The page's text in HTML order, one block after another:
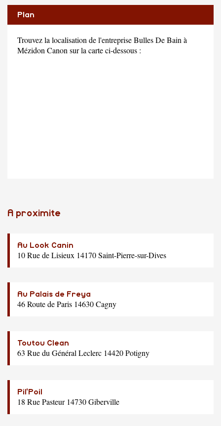
Plan
Trouvez la localisation de l'entreprise Bulles De Bain à
Mézidon Canon sur la carte ci-dessous :
A proximite
Au Look Canin
10 Rue de Lisieux 14170 Saint-Pierre-sur-Dives
Au Palais de Freya
46 Route de Paris 14630 Cagny
Toutou Clean
63 Rue du Général Leclerc 14420 Potigny
Pil'Poil
18 Rue Pasteur 14730 Giberville